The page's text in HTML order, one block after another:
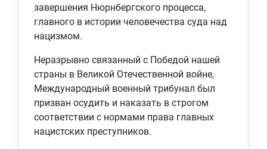
завершения Нюрнбергского процесса,
главного в истории человечества суда над
нацизмом.
Неразрывно связанный с Победой нашей
страны в Великой Отечественной войне,
Международный военный трибунал был
призван осудить и наказать в строгом
соответствии с нормами права главных
нацистских преступников.